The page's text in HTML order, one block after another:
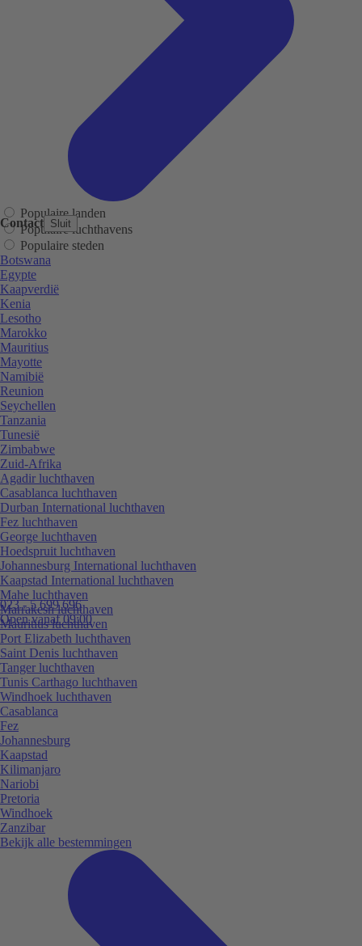
Contact Sluit
023 - 5 699 696
Open vanaf 09:00
Populaire landen
Populaire luchthavens
Populaire steden
Botswana
Egypte
Kaapverdië
Kenia
Lesotho
Marokko
Mauritius
Mayotte
Namibië
Reunion
Seychellen
Tanzania
Tunesië
Zimbabwe
Zuid-Afrika
Agadir luchthaven
Casablanca luchthaven
Durban International luchthaven
Fez luchthaven
George luchthaven
Hoedspruit luchthaven
Johannesburg International luchthaven
Kaapstad International luchthaven
Mahe luchthaven
Marrakesh luchthaven
Mauritius luchthaven
Port Elizabeth luchthaven
Saint Denis luchthaven
Tanger luchthaven
Tunis Carthago luchthaven
Windhoek luchthaven
Casablanca
Fez
Johannesburg
Kaapstad
Kilimanjaro
Nariobi
Pretoria
Windhoek
Zanzibar
Bekijk alle bestemmingen